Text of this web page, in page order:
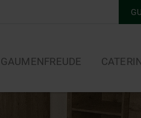
GAUMENFREUDE